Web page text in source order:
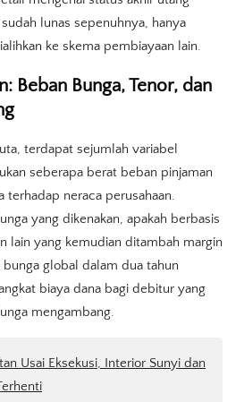
lunas sepenuhnya, hanya
ke skema pembiayaan lain.
Beban Bunga, Tenor, dan
terdapat sejumlah variabel
seberapa berat beban pinjaman
terhadap neraca perusahaan.
yang dikenakan, apakah berbasis
lain yang kemudian ditambah margin
global dalam dua tahun
biaya dana bagi debitur yang
mengambang.
Usai Eksekusi, Interior Sunyi dan